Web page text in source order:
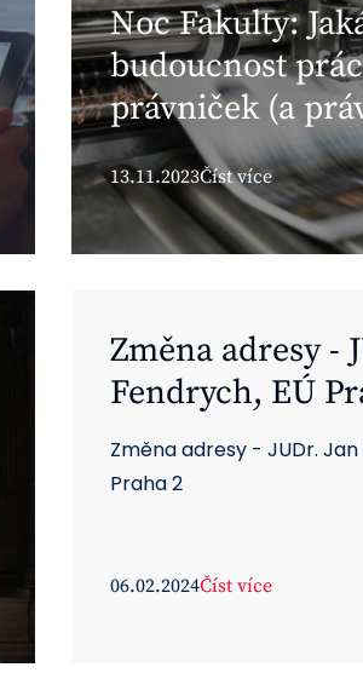
Noc Fakulty:
budoucnost
právniček (a
13.11.2023Číst více
Změna adresy -
Fendrych, EÚ
Změna adresy - JUDr. Jan
Praha 2
06.02.2024Číst více